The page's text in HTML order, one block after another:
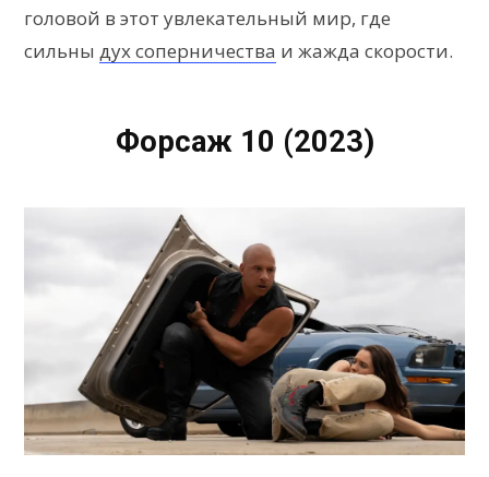
головой в этот увлекательный мир, где
сильны дух соперничества и жажда скорости.
Форсаж 10 (2023)